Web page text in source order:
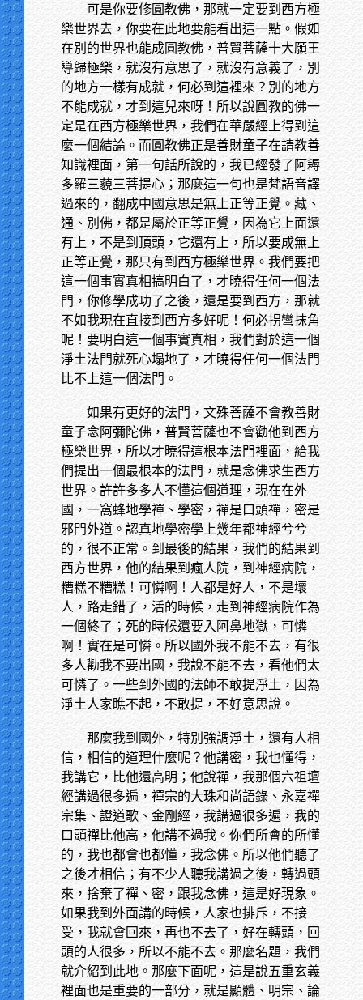
可是你要修圓教佛，那就一定要到西方極
樂世界去，你要在此地要能看出這一點。假如
在別的世界也能成圓教佛，普賢菩薩十大願王
導歸極樂，就沒有意思了，就沒有意義了，別
的地方一樣有成就，何必到這裡來？別的地方
不能成就，才到這兒來呀！所以說圓教的佛一
定是在西方極樂世界，我們在華嚴經上得到這
麼一個結論。而圓教佛正是善財童子在請教善
知識裡面，第一句話所說的，我已經發了阿耨
多羅三藐三菩提心；那麼這一句也是梵語音譯
過來的，翻成中國意思是無上正等正覺。藏、
通、別佛，都是屬於正等正覺，因為它上面還
有上，不是到頂頭，它還有上，所以要成無上
正等正覺，那只有到西方極樂世界。我們要把
這一個事實真相搞明白了，才曉得任何一個法
門，你修學成功了之後，還是要到西方，那就
不如我現在直接到西方多好呢！何必拐彎抹角
呢！要明白這一個事實真相，我們對於這一個
淨土法門就死心塌地了，才曉得任何一個法門
比不上這一個法門。
如果有更好的法門，文殊菩薩不會教善財
童子念阿彌陀佛，普賢菩薩也不會勸他到西方
極樂世界，所以才曉得這根本法門裡面，給我
們提出一個最根本的法門，就是念佛求生西方
世界。許許多多人不懂這個道理，現在在外
國，一窩蜂地學禪、學密，禪是口頭禪，密是
邪門外道。認真地學密學上幾年都神經兮兮
的，很不正常。到最後的結果，我們的結果到
西方世界，他的結果到瘋人院，到神經病院，
糟糕不糟糕！可憐啊！人都是好人，不是壞
人，路走錯了，活的時候，走到神經病院作為
一個終了；死的時候還要入阿鼻地獄，可憐
啊！實在是可憐。所以國外我不能不去，有很
多人勸我不要出國，我說不能不去，看他們太
可憐了。一些到外國的法師不敢提淨土，因為
淨土人家瞧不起，不敢提，不好意思說。
那麼我到國外，特別強調淨土，還有人相
信，相信的道理什麼呢？他講密，我也懂得，
我講它，比他還高明；他說禪，我那個六祖壇
經講過很多遍，禪宗的大珠和尚語錄、永嘉禪
宗集、證道歌、金剛經，我講過很多遍，我的
口頭禪比他高，他講不過我。你們所會的所懂
的，我也都會也都懂，我念佛。所以他們聽了
之後才相信；有不少人聽我講過之後，轉過頭
來，捨棄了禪、密，跟我念佛，這是好現象。
如果我到外面講的時候，人家也排斥，不接
受，我就會回來，再也不去了，好在轉頭，回
頭的人很多，所以不能不去。那麼名題，我們
就介紹到此地。那麼下面呢，這是說五重玄義
裡面也是重要的一部分，就是顯體、明宗、論